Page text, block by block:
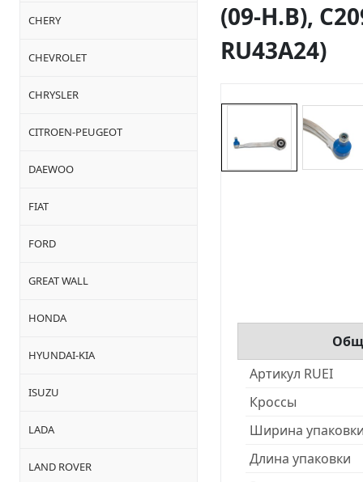
CHERY
CHEVROLET
CHRYSLER
CITROEN-PEUGEOT
DAEWOO
FIAT
FORD
GREAT WALL
HONDA
HYUNDAI-KIA
ISUZU
LADA
LAND ROVER
(09-Н.В),
RU43A24)
Артикул RUEI
Кроссы
Ширина
Длина упаковки